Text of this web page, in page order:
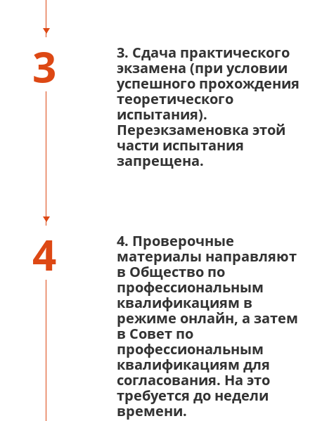
3
3. Сдача практического
экзамена (при условии
успешного прохождения
теоретического
испытания).
Переэкзаменовка этой
части испытания
запрещена.
4
4. Проверочные
материалы направляют
в Общество по
профессиональным
квалификациям в
режиме онлайн, а затем
в Совет по
профессиональным
квалификациям для
согласования. На это
требуется до недели
времени.